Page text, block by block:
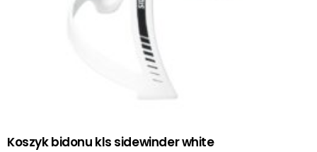
Koszyk bidonu kls sidewinder white